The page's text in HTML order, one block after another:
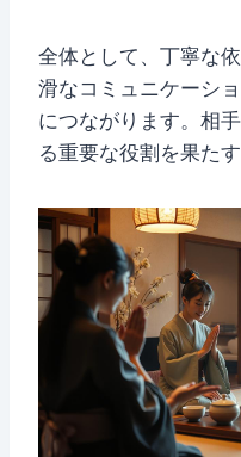
全体として、丁寧な
滑なコミュニケーシ
につながります。相
る重要な役割を果たす